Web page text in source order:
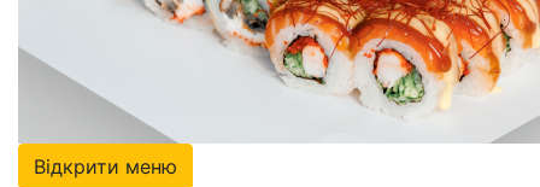
Відкрити меню